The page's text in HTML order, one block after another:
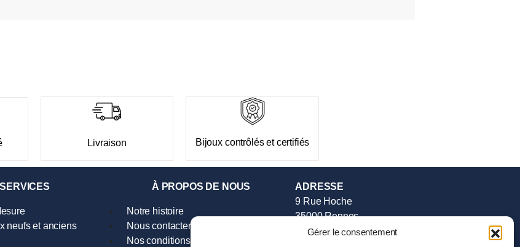
Gérer le consentement
Livraison Bijoux contrôlés et certifiés
neufs et anciens
À PROPOS DE NOUS
Notre histoire
Nous contacter
Nos conditions générales de vente
ADRESSE
9 Rue Hoche
35000 Rennes
Tél :02.99.385.385